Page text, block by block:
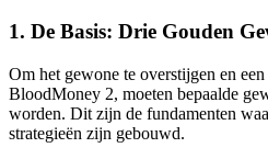
1. De Basis: Drie Gouden
Om het gewone te overstijgen en
BloodMoney 2, moeten bepaalde
worden. Dit zijn de fundamenten
strategieën zijn gebouwd.